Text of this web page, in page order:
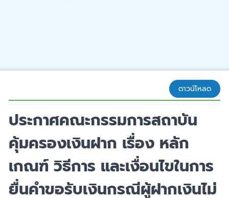
ดาวน์โหลด
ประกาศคณะกรรมการสถาบัน
คุ้มครองเงินฝาก เรื่อง หลัก
เกณฑ์ วิธีการ และเงื่อนไขในการ
ยื่นคำขอรับเงินกรณีผู้ฝากเงินไม่